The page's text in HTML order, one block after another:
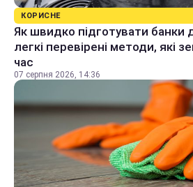
КОРИСНЕ
Як швидко підготувати банки
легкі перевірені методи, які
час
07 серпня 2026, 14:36